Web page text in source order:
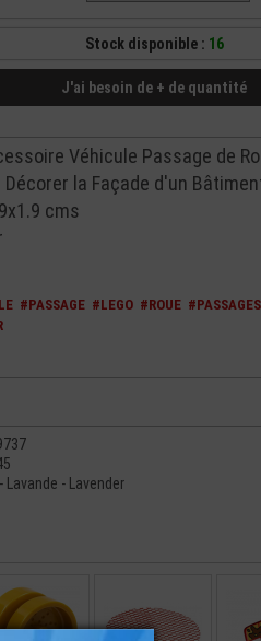
Stock disponible : 16
J'ai besoin de + de quantité
Véhicule Passage de
la Façade d'un
cms
#PASSAGE #LEGO #ROUE #PASSAGES
Lavande - Lavender